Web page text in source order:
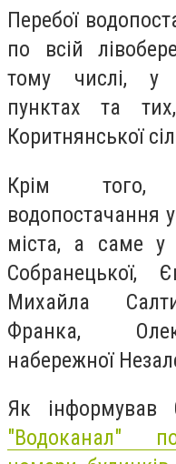
Перебої
по всій
тому числі, у
пунктах та
Коритнянської
Крім того,
водопостачання
міста, а саме у
Собранецької,
Михайла
Франка,
набережної
Як інформував
"Водоканал"